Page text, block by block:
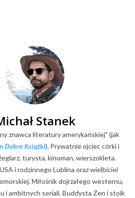
Stanek
znawca literatury amerykańskiej" (jak
Dobre Książki). Prywatnie ojciec córki i
turysta, kinoman, wierszokleta.
i rodzinnego Lublina oraz wielbiciel
Miłośnik dojrzałego westernu,
i ambitnych seriali. Buddysta Zen i stoik